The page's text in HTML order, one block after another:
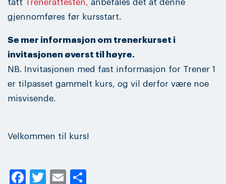
tatt Trenerattesten, anbefales det at denne
gjennomføres før kursstart.
Se mer informasjon om trenerkurset i
invitasjonen øverst til høyre.
NB. Invitasjonen med fast informasjon for Trener 1
er tilpasset gammelt kurs, og vil derfor være noe
misvisende.
Velkommen til kurs!
Facebook
Twitter
Email